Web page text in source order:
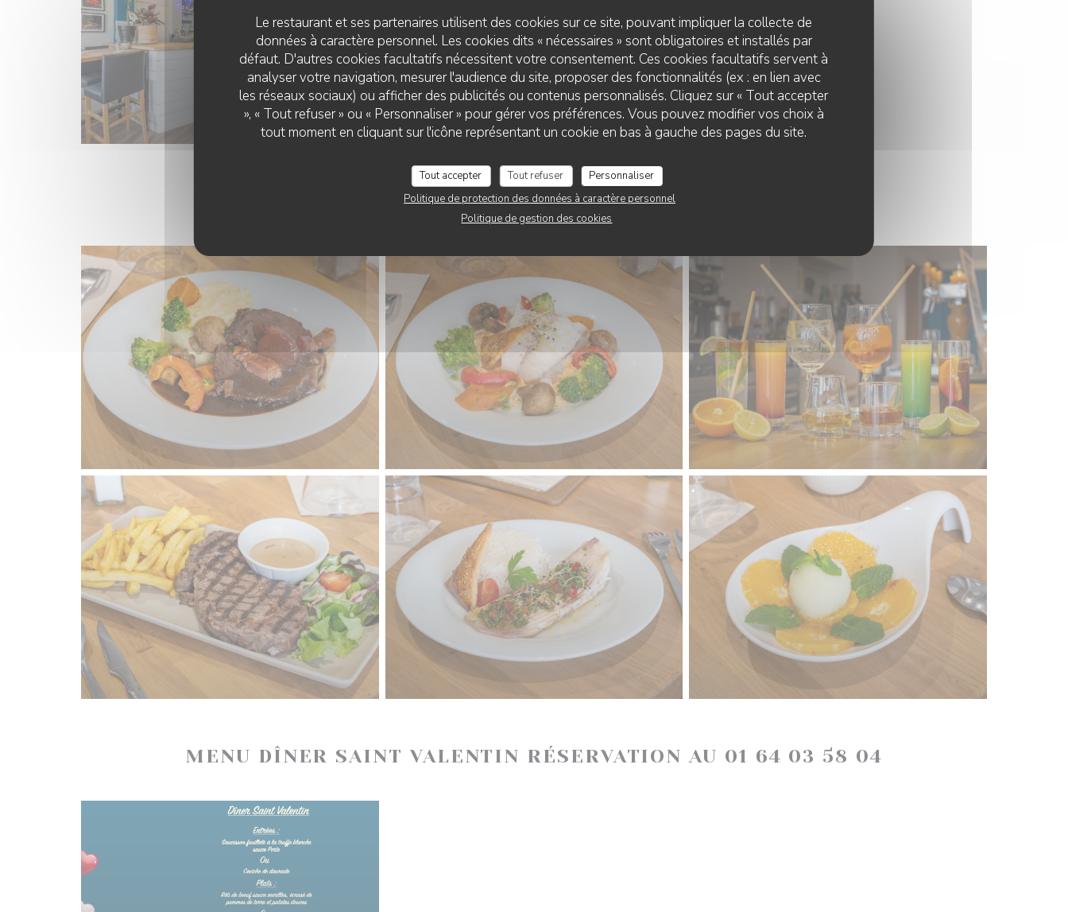
Le restaurant et ses partenaires utilisent des cookies sur ce site, pouvant impliquer la collecte de
données à caractère personnel. Les cookies dits « nécessaires » sont obligatoires et installés par
défaut. D'autres cookies facultatifs nécessitent votre consentement. Ces cookies facultatifs servent à
analyser votre navigation, mesurer l'audience du site, proposer des fonctionnalités (ex : en lien avec
les réseaux sociaux) ou afficher des publicités ou contenus personnalisés. Cliquez sur « Tout accepter
», « Tout refuser » ou « Personnaliser » pour gérer vos préférences. Vous pouvez modifier vos choix à
tout moment en cliquant sur l'icône représentant un cookie en bas à gauche des pages du site.
Tout accepter Tout refuser
Personnaliser
Politique de protection des données à caractère personnel
Politique de gestion des cookies
PLATS
MENU DÎNER SAINT VALENTIN RÉSERVATION AU 01 64 03 58 04